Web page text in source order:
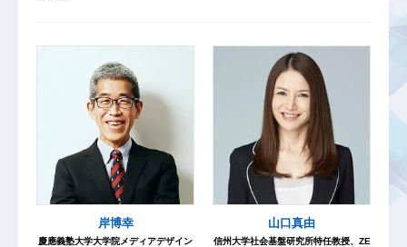
岸博幸
慶應義塾大学大学院メディアデザイン
山口真由
信州大学社会基盤研究所特任教授、ZE